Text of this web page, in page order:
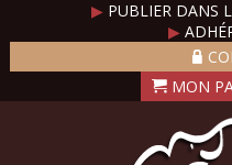
▶ PUBLIER DANS
▶